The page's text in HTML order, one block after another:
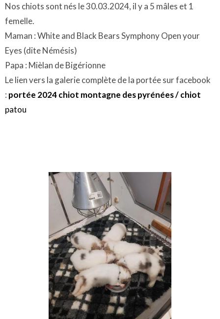
Nos chiots sont nés le 30.03.2024, il y a 5 mâles et 1
femelle.
Maman : White and Black Bears Symphony Open your
Eyes (dite Némésis)
Papa : Mièlan de Bigérionne
Le lien vers la galerie complète de la portée sur facebook
: portée 2024 chiot montagne des pyrénées / chiot
patou